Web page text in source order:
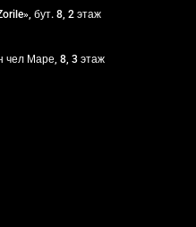
бут. 8, 2 этаж
чел Маре, 8, 3 этаж